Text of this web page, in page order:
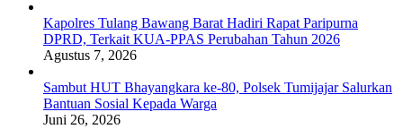
Kapolres Tulang Bawang Barat Hadiri Rapat Paripurna
DPRD, Terkait KUA-PPAS Perubahan Tahun 2026
Agustus 7, 2026
Sambut HUT Bhayangkara ke-80, Polsek Tumijajar Salurkan
Bantuan Sosial Kepada Warga
Juni 26, 2026